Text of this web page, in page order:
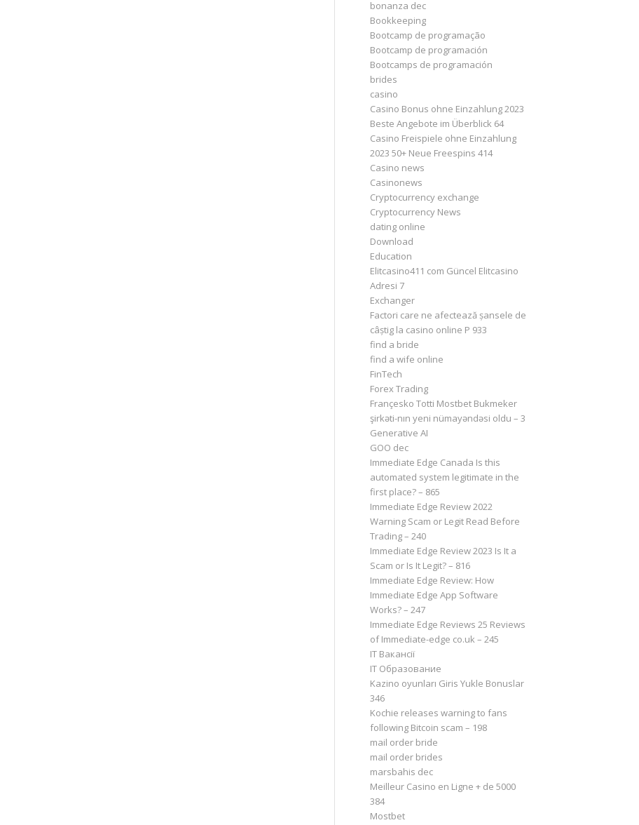
bonanza dec
Bookkeeping
Bootcamp de programação
Bootcamp de programación
Bootcamps de programación
brides
casino
Casino Bonus ohne Einzahlung 2023 ️
Beste Angebote im Überblick 64
Casino Freispiele ohne Einzahlung
2023 50+ Neue Freespins 414
Casino news
Casinonews
Cryptocurrency exchange
Cryptocurrency News
dating online
Download
Education
Elitcasino411 com Güncel Elitcasino
Adresi 7
Exchanger
Factori care ne afectează șansele de
câștig la casino online P 933
find a bride
find a wife online
FinTech
Forex Trading
Françesko Totti Mostbet Bukmeker
şirkəti-nın yeni nümayəndəsi oldu – 3
Generative AI
GOO dec
Immediate Edge Canada Is this
automated system legitimate in the
first place? – 865
Immediate Edge Review 2022
Warning Scam or Legit Read Before
Trading – 240
Immediate Edge Review 2023 Is It a
Scam or Is It Legit? – 816
Immediate Edge Review: How
Immediate Edge App Software
Works? – 247
Immediate Edge Reviews 25 Reviews
of Immediate-edge co.uk – 245
IT Вакансії
IT Образование
Kazino oyunları Giris Yukle Bonuslar
346
Kochie releases warning to fans
following Bitcoin scam – 198
mail order bride
mail order brides
marsbahis dec
Meilleur Casino en Ligne + de 5000
384
Mostbet